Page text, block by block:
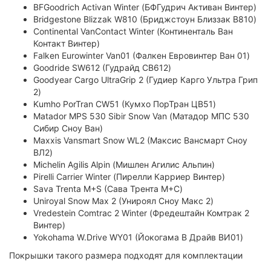
BFGoodrich Activan Winter (БФГудрич Активан Винтер)
Bridgestone Blizzak W810 (Бриджстоун Близзак В810)
Continental VanContact Winter (Континенталь Ван
Контакт Винтер)
Falken Eurowinter Van01 (Фалкен Евровинтер Ван 01)
Goodride SW612 (Гудрайд СВ612)
Goodyear Cargo UltraGrip 2 (Гудиер Карго Ультра Грип
2)
Kumho PorTran CW51 (Кумхо ПорТран ЦВ51)
Matador MPS 530 Sibir Snow Van (Матадор МПС 530
Сибир Сноу Ван)
Maxxis Vansmart Snow WL2 (Максис Вансмарт Сноу
ВЛ2)
Michelin Agilis Alpin (Мишлен Агилис Альпин)
Pirelli Carrier Winter (Пирелли Карриер Винтер)
Sava Trenta M+S (Сава Трента М+С)
Uniroyal Snow Max 2 (Унироял Сноу Макс 2)
Vredestein Comtrac 2 Winter (Фредештайн Комтрак 2
Винтер)
Yokohama W.Drive WY01 (Йокогама В Драйв ВИ01)
Покрышки такого размера подходят для комплектации